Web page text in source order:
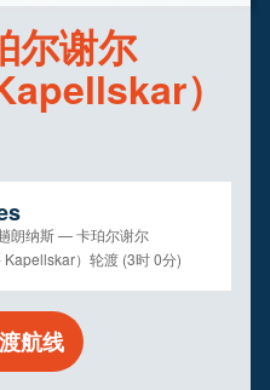
尔谢尔
）
朗纳斯 — 卡珀尔谢尔
Kapellskar）轮渡 (3时 0分)
航线